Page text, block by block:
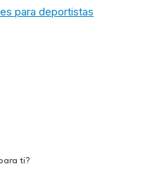
para deportistas
ti?